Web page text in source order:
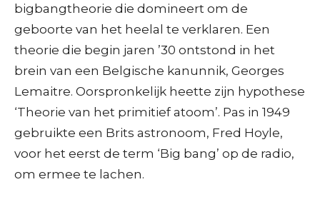
bigbangtheorie die domineert om de
geboorte van het heelal te verklaren. Een
theorie die begin jaren ’30 ontstond in het
brein van een Belgische kanunnik, Georges
Lemaitre. Oorspronkelijk heette zijn hypothese
‘Theorie van het primitief atoom’. Pas in 1949
gebruikte een Brits astronoom, Fred Hoyle,
voor het eerst de term ‘Big bang’ op de radio,
om ermee te lachen.